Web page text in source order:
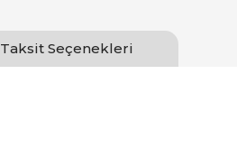
Taksit Seçenekleri